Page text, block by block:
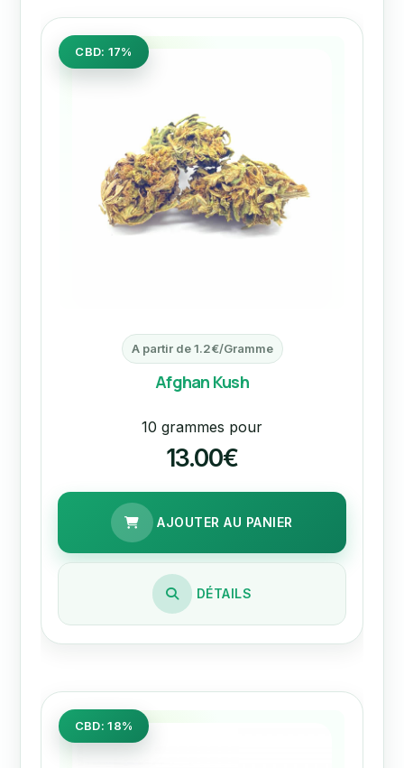
CBD: 17%
A partir de 1.2€/Gramme
Afghan Kush
10 grammes pour
13.00€
AJOUTER AU PANIER
DÉTAILS
CBD: 18%